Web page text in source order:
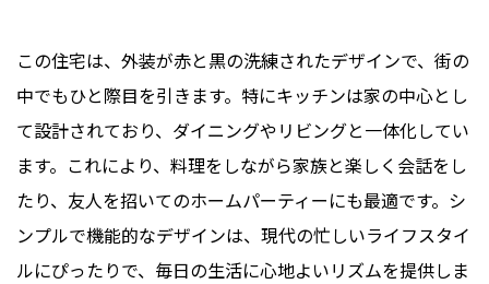
この住宅は、外装が赤と黒の洗練されたデザインで、街の
中でもひと際目を引きます。特にキッチンは家の中心とし
て設計されており、ダイニングやリビングと一体化してい
ます。これにより、料理をしながら家族と楽しく会話をし
たり、友人を招いてのホームパーティーにも最適です。シ
ンプルで機能的なデザインは、現代の忙しいライフスタイ
ルにぴったりで、毎日の生活に心地よいリズムを提供しま